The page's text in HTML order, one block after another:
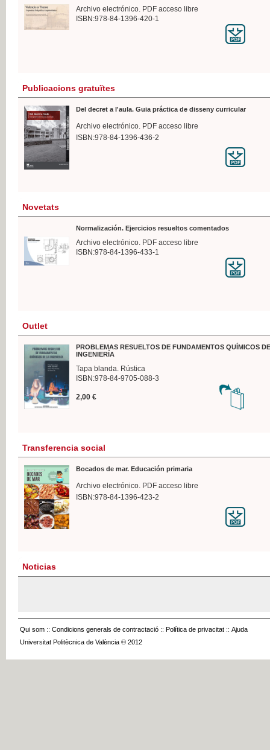
Archivo electrónico. PDF acceso libre
ISBN:978-84-1396-420-1
Publicacions gratuïtes
Del decret a l'aula. Guia práctica de disseny curricular
Archivo electrónico. PDF acceso libre
ISBN:978-84-1396-436-2
Novetats
Normalización. Ejercicios resueltos comentados
Archivo electrónico. PDF acceso libre
ISBN:978-84-1396-433-1
Outlet
PROBLEMAS RESUELTOS DE FUNDAMENTOS QUÍMICOS
INGENIERÍA
Tapa blanda. Rústica
ISBN:978-84-9705-088-3
2,00 €
Transferencia social
Bocados de mar. Educación primaria
Archivo electrónico. PDF acceso libre
ISBN:978-84-1396-423-2
Noticias
Qui som :: Condicions generals de contractació :: Política de privacitat :: Ajuda
Universitat Politècnica de València © 2012